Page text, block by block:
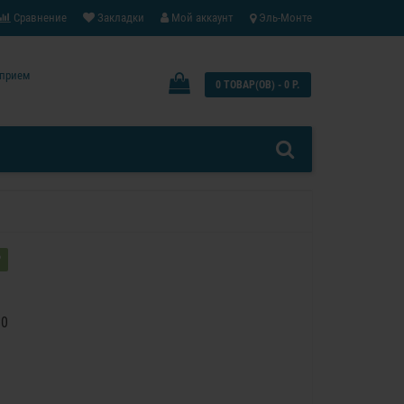
Эль-Монте
Мой аккаунт
Закладки
Сравнение
0 ТОВАР(ОВ) - 0 Р.